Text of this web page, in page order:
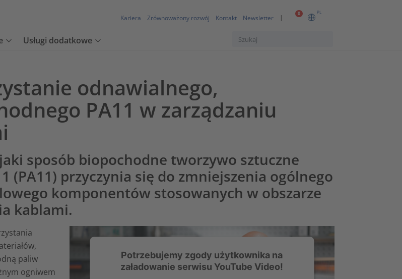
0 PL
Kariera Zrównoważony rozwój Kontakt Newsletter
Usługi dodatkowe
odnawialnego,
PA11 w zarządzaniu
sposób biopochodne tworzywo sztuczne
(PA11) przyczynia się do zmniejszenia ogólnego
komponentów stosowanych w obszarze
kablami.
paliw
ogniwem
Potrzebujemy zgody użytkownika na
załadowanie serwisu YouTube Video!